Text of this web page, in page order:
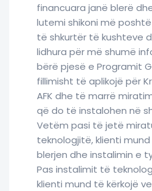
financuara janë blerë
lutemi shikoni më
të shkurtër të kushteve
lidhura për më shumë
bërë pjesë e Programit
fillimisht të aplikojë për
AFK dhe të marrë
që do të instalohen në
Vetëm pasi të jetë
teknologjitë, klienti
blerjen dhe instalimin e
Pas instalimit të
klienti mund të kërkojë